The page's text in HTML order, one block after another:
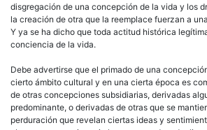
disgregación de una concepción de la vida y los
la creación de otra que la reemplace fuerzan a
Y ya se ha dicho que toda actitud histórica
conciencia de la vida.
Debe advertirse que el primado de una
cierto ámbito cultural y en una cierta época es
de otras concepciones subsidiarias, derivadas
predominante, o derivadas de otras que se
perduración que revelan ciertas ideas y